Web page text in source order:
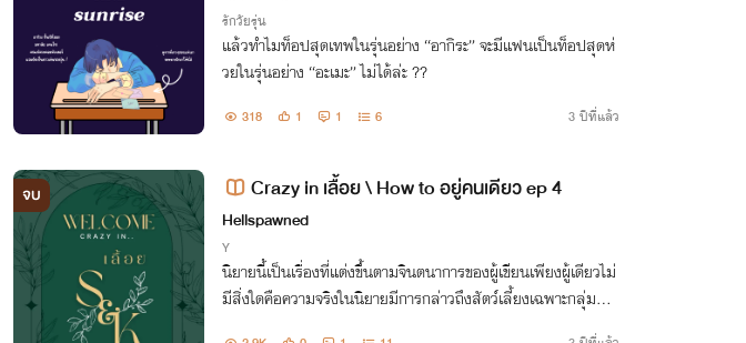
รักวัยรุ่น
แล้วทำไมท็อปสุดเทพในรุ่นอย่าง “อากิระ” จะมีแฟนเป็นท็อปสุดห่
วยในรุ่นอย่าง “อะเมะ” ไม่ได้ล่ะ ??
318 1 1 6 3 ปีที่แล้ว
จบ Crazy in เลื้อย \ How to อยู่คนเดียว ep 4
Hellspawned
Y
นิยายนี้เป็นเรื่องที่แต่งขึ้นตามจินตนาการของผู้เขียนเพียงผู้เดียวไม่
มีสิ่งใดคือความจริงในนิยายมีการกล่าวถึงสัตว์เลี้ยงเฉพาะกลุ่มที่ค่